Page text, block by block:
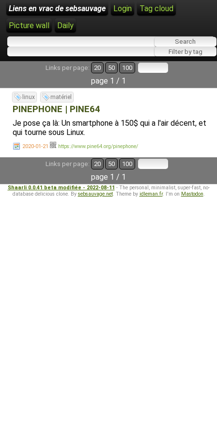
Liens en vrac de sebsauvage Login
Tag cloud
Picture wall
Daily
Links per page: 20 50 100
page 1 / 1
linux matériel
PINEPHONE | PINE64
Je pose ça là: Un smartphone à 150$ qui a l'air décent, et
qui tourne sous Linux.
2020-01-21 https://www.pine64.org/pinephone/
Links per page: 20 50 100
page 1 / 1
Shaarli 0.0.41 beta modifiée - 2022-08-11 - The personal, minimalist, super-fast, no-
database delicious clone. By sebsauvage.net. Theme by idleman.fr. I'm on Mastodon.